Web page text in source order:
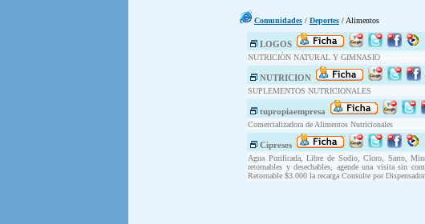
Comunidades / Deportes / Alimentos
LOGOS
NUTRICIÒN NATURAL Y GIMNASIO
NUTRICION
SUPLEMENTOS NUTRICIONALES
tupropiaempresa
Comercializadora de Alimentos Nutricionales
Cipreses
Agua Purificada, Libre de Sodio, Cloro, Sarro,
retornables y desechables, agende una visita sin
Retornable $3.000 la recarga Consulte por